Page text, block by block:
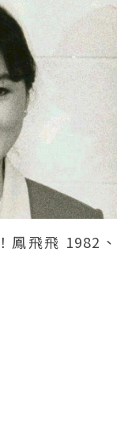
鳳飛飛 1982、